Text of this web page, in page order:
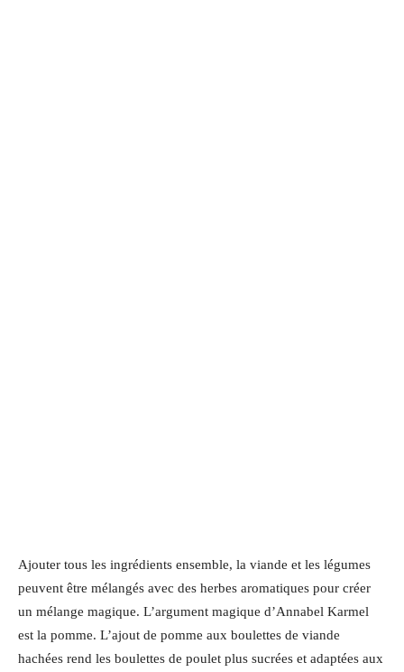
Ajouter tous les ingrédients ensemble, la viande et les légumes
peuvent être mélangés avec des herbes aromatiques pour créer
un mélange magique. L’argument magique d’Annabel Karmel
est la pomme. L’ajout de pomme aux boulettes de viande
hachées rend les boulettes de poulet plus sucrées et adaptées aux